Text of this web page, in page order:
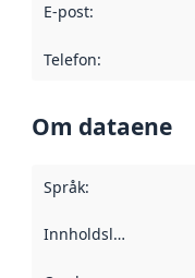
E-post:
Telefon:
Om dataene
Språk:
Innholdsleverandører